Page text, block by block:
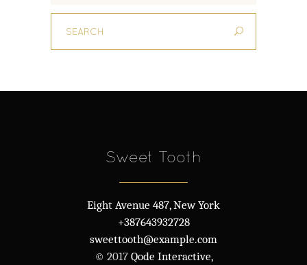
Sweet Tooth
Eight Avenue 487, New York
+387643932728
sweettooth@example.com
© 2017Qode Interactive,